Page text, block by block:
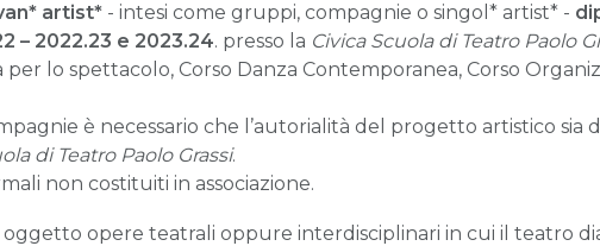
artist* - intesi come gruppi, compagnie o singol* artist* -
– 2022.23 e 2023.24. presso la Civica Scuola di Teatro Paolo
per lo spettacolo, Corso Danza Contemporanea, Corso
è necessario che l’autorialità del progetto artistico sia
di Teatro Paolo Grassi.
non costituiti in associazione.
oggetto opere teatrali oppure interdisciplinari in cui il teatro